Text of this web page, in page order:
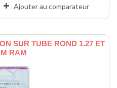
Ajouter au comparateur
SUR TUBE ROND 1.27 ET
RAM